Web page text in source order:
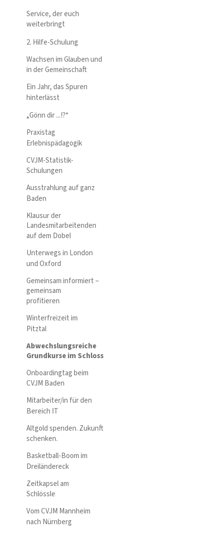
Service, der euch
weiterbringt
2. Hilfe-Schulung
Wachsen im Glauben und
in der Gemeinschaft
Ein Jahr, das Spuren
hinterlässt
„Gönn dir ...!?“
Praxistag
Erlebnispädagogik
CVJM-Statistik-
Schulungen
Ausstrahlung auf ganz
Baden
Klausur der
Landesmitarbeitenden
auf dem Dobel
Unterwegs in London
und Oxford
Gemeinsam informiert –
gemeinsam
profitieren
Winterfreizeit im
Pitztal
Abwechslungsreiche
Grundkurse im Schloss
Onboardingtag beim
CVJM Baden
Mitarbeiter/in für den
Bereich IT
Altgold spenden. Zukunft
schenken.
Basketball-Boom im
Dreiländereck
Zeitkapsel am
Schlössle
Vom CVJM Mannheim
nach Nürnberg